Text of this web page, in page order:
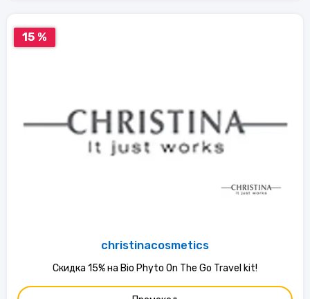
15 %
christinacosmetics
Скидка 15% на Bio Phyto On The Go Travel kit!